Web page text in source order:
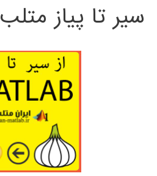
سیر تا پیاز متلب MATLAB